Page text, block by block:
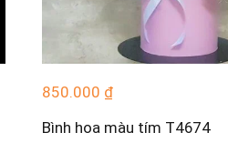
850.000 ₫
Bình hoa màu tím T4674